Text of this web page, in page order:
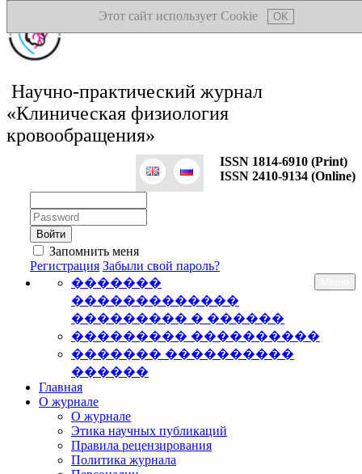
Этот сайт использует Cookie OK
Научно-практический журнал
«Клиническая физиология
кровообращения»
ISSN 1814-6910 (Print)
ISSN 2410-9134 (Online)
Пароль:
Запомнить меня
Регистрация Забыли свой пароль?
�������
�������������
��������� � ������
��������� ����������
������� ����������
������
Главная
О журнале
О журнале
Этика научных публикаций
Правила рецензирования
Политика журнала